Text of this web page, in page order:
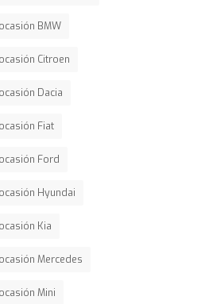
BMW
Citroen
Dacia
Fiat
Ford
Hyundai
Kia
Mercedes
Mini